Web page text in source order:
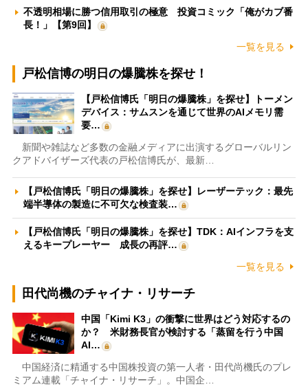
不透明相場に勝つ信用取引の極意 投資コミック「俺がカブ番
長！」【第9回】
一覧を見る
戸松信博の明日の爆騰株を探せ！
【戸松信博氏「明日の爆騰株」を探せ】トーメン
デバイス：サムスンを通じて世界のAIメモリ需
要…
新聞や雑誌など多数の金融メディアに出演するグローバルリン
クアドバイザーズ代表の戸松信博氏が、最新…
【戸松信博氏「明日の爆騰株」を探せ】レーザーテック：最先
端半導体の製造に不可欠な検査装…
【戸松信博氏「明日の爆騰株」を探せ】TDK：AIインフラを支
えるキープレーヤー 成長の再評…
一覧を見る
田代尚機のチャイナ・リサーチ
中国「Kimi K3」の衝撃に世界はどう対応するの
か？ 米財務長官が検討する「蒸留を行う中国
AI…
中国経済に精通する中国株投資の第一人者・田代尚機氏のプレ
ミアム連載「チャイナ・リサーチ」。中国企…